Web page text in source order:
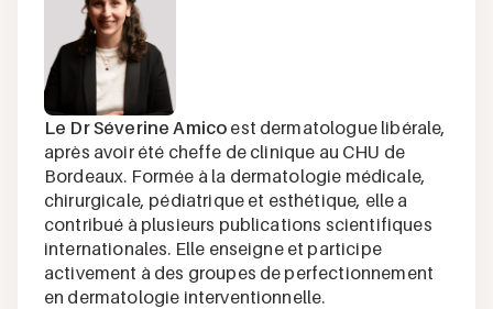
Le Dr Séverine Amico est dermatologue libérale,
après avoir été cheffe de clinique au CHU de
Bordeaux. Formée à la dermatologie médicale,
chirurgicale, pédiatrique et esthétique, elle a
contribué à plusieurs publications scientifiques
internationales. Elle enseigne et participe
activement à des groupes de perfectionnement
en dermatologie interventionnelle.